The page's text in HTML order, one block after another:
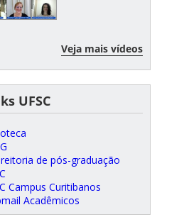
Veja mais vídeos
UFSC
de pós-graduação
Campus Curitibanos
Acadêmicos